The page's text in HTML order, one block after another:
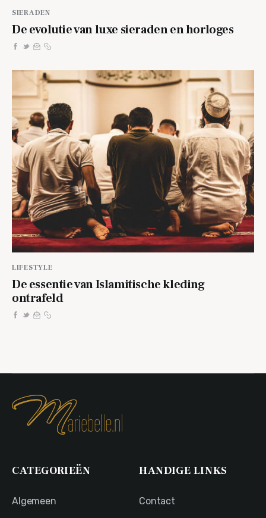
SIERADEN
De evolutie van luxe sieraden en horloges
LIFESTYLE
De essentie van Islamitische kleding
ontrafeld
CATEGORIEËN
Algemeen
HANDIGE LINKS
Contact